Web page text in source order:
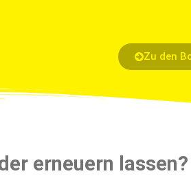
Zu den
erneuern